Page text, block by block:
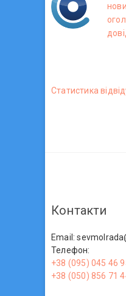
Статистика
Контакти
Email:
Телефон:
+38 (095) 045 46
+38 (050) 856 71